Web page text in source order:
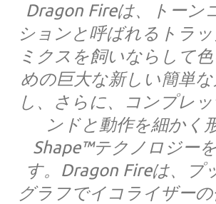
Dragon Fireは、トーン
ションと呼ばれるトラ
ミクスを飼いならして
めの巨大な新しい簡単な
し、さらに、コンプレ
ンドと動作を細かく
Shape™テクノロジー
す。Dragon Fireは、プ
グラフでイコライザー